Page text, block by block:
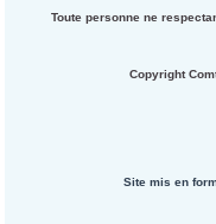
Toute personne ne
Copyright
Site mis en